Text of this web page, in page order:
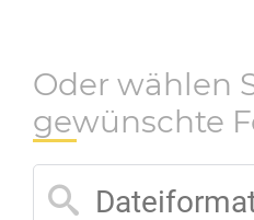
Oder wählen
gewünschte